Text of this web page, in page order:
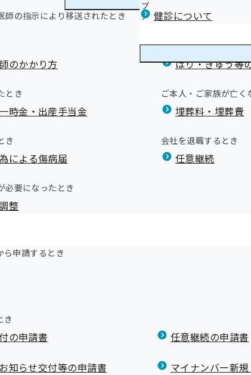
師の指示により移送されたとき 海外で急な病気にかか
のかかり方 はり・きゅう等
とき
時金・出産手当金
ご本人・ご家族が亡く
埋葬料・埋葬費
き
による傷病届
会社を退職するとき
任意継続
必要になったとき
整
ら申請するとき
き
の申請書 任意継続の申請書
知らせ交付等の申請書 マイナンバー新
ュ
ブ
メ 健診について
・保健指導のご案内
埼
の
業の外部委託について
防事業について
進に向けた研究に関する覚書の締結について
業者健診)結果データを重症化予防事業に活用します
後の特定保健指導について
指導に関する個人情報の共同利用について
康診断に基づく受診勧奨のお願い
被扶養者(ご家族)様への特定健康診査受診勧奨のお願い
度 人間ドック健診実施機関の公募について
等
康
登録ください！
様へ
師会コラム集
議会
健事業実施計画（データヘルス計画）
より（納入告知書同封リーフレット）
りについて
証の記号変換
画
向けリーフレット（多言語案内 Multilingual）
却についてのお願い
にケガや病気をしたときは健康保険を使用できません
会けんぽ出張窓口は終了いたしました
などの窓口交付に関するお知らせ
度について
り方について
品について
番号および保険者番号の確認方法
資格確認書の取り扱いについて【事業所の担当者様・
について（バックナンバー）
て
係団体との連携協定
い。
提出勧奨・取得業務及び事業者健診データ作成業務委